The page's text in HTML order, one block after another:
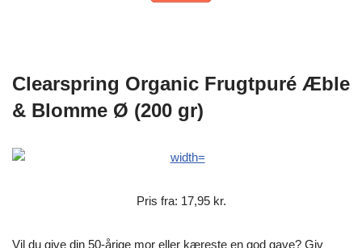
Clearspring Organic Frugtpuré Æble
& Blomme Ø (200 gr)
Pris fra: 17,95 kr.
Vil du give din 50-årige mor eller kæreste en god gave? Giv